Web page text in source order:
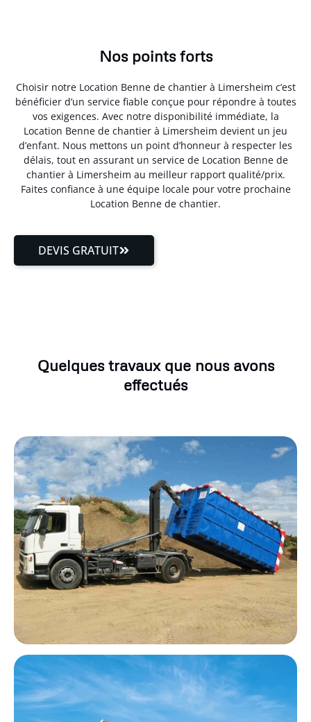
Nos points forts
Choisir notre Location Benne de chantier à Limersheim c’est
bénéficier d’un service fiable conçue pour répondre à toutes
vos exigences. Avec notre disponibilité immédiate, la
Location Benne de chantier à Limersheim devient un jeu
d’enfant. Nous mettons un point d’honneur à respecter les
délais, tout en assurant un service de Location Benne de
chantier à Limersheim au meilleur rapport qualité/prix.
Faites confiance à une équipe locale pour votre prochaine
Location Benne de chantier.
DEVIS GRATUIT
Quelques travaux que nous avons
effectués